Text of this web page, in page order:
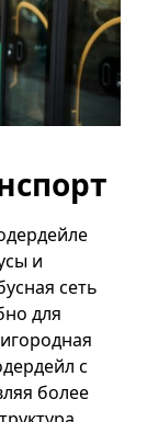
и
сеть
для
с
более